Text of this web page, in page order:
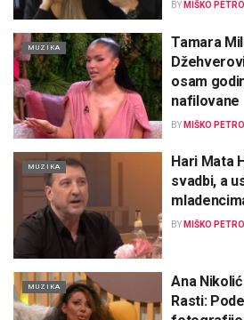
BY MIŠKO
MUZIKA
Tamara
osam
nafilovane
BY MIŠKO
MUZIKA
Hari Mata
svadbi, a
BY MIŠKO
MUZIKA
Ana
Rasti: